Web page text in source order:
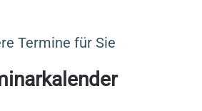
Termine für Sie